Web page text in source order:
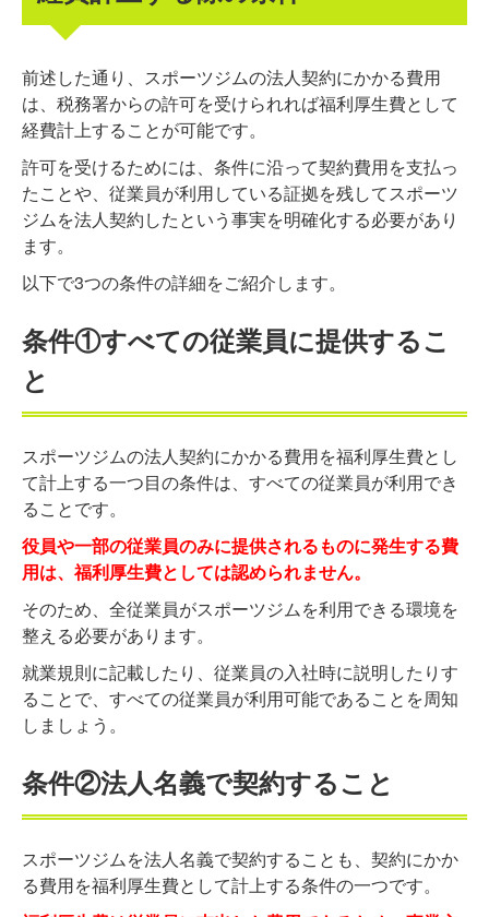
前述した通り、スポーツジムの法人契約にかかる費用
は、税務署からの許可を受けられれば福利厚生費として
経費計上することが可能です。
許可を受けるためには、条件に沿って契約費用を支払っ
たことや、従業員が利用している証拠を残してスポーツ
ジムを法人契約したという事実を明確化する必要があり
ます。
以下で3つの条件の詳細をご紹介します。
条件①すべての従業員に提供するこ
と
スポーツジムの法人契約にかかる費用を福利厚生費とし
て計上する一つ目の条件は、すべての従業員が利用でき
ることです。
役員や一部の従業員のみに提供されるものに発生する費
用は、福利厚生費としては認められません。
そのため、全従業員がスポーツジムを利用できる環境を
整える必要があります。
就業規則に記載したり、従業員の入社時に説明したりす
ることで、すべての従業員が利用可能であることを周知
しましょう。
条件②法人名義で契約すること
スポーツジムを法人名義で契約することも、契約にかか
る費用を福利厚生費として計上する条件の一つです。